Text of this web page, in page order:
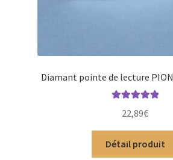
Diamant pointe de lecture
5
22,89€
Détail produit